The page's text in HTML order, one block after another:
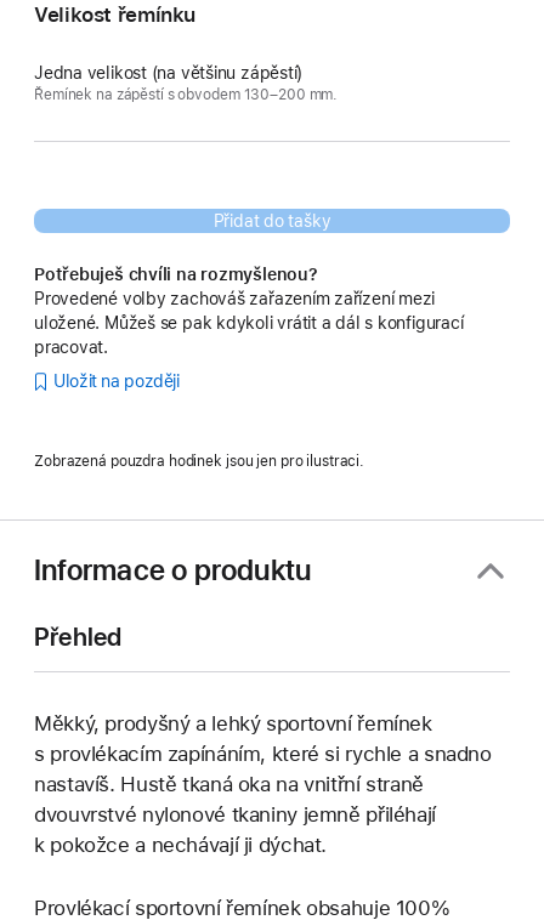
Velikost řemínku
Jedna velikost (na většinu zápěstí)
Řemínek na zápěstí s obvodem 130–200 mm.
Přidat do tašky
Potřebuješ chvíli na rozmyšlenou?
Provedené volby zachováš zařazením zařízení mezi
uložené. Můžeš se pak kdykoli vrátit a dál s konfigurací
pracovat.
Uložit na později
Zobrazená pouzdra hodinek jsou jen pro ilustraci.
Informace o produktu
Přehled
Měkký, prodyšný a lehký sportovní řemínek
s provlékacím zapínáním, které si rychle a snadno
nastavíš. Hustě tkaná oka na vnitřní straně
dvouvrstvé nylonové tkaniny jemně přiléhají
k pokožce a nechávají ji dýchat.
Provlékací sportovní řemínek obsahuje 100%